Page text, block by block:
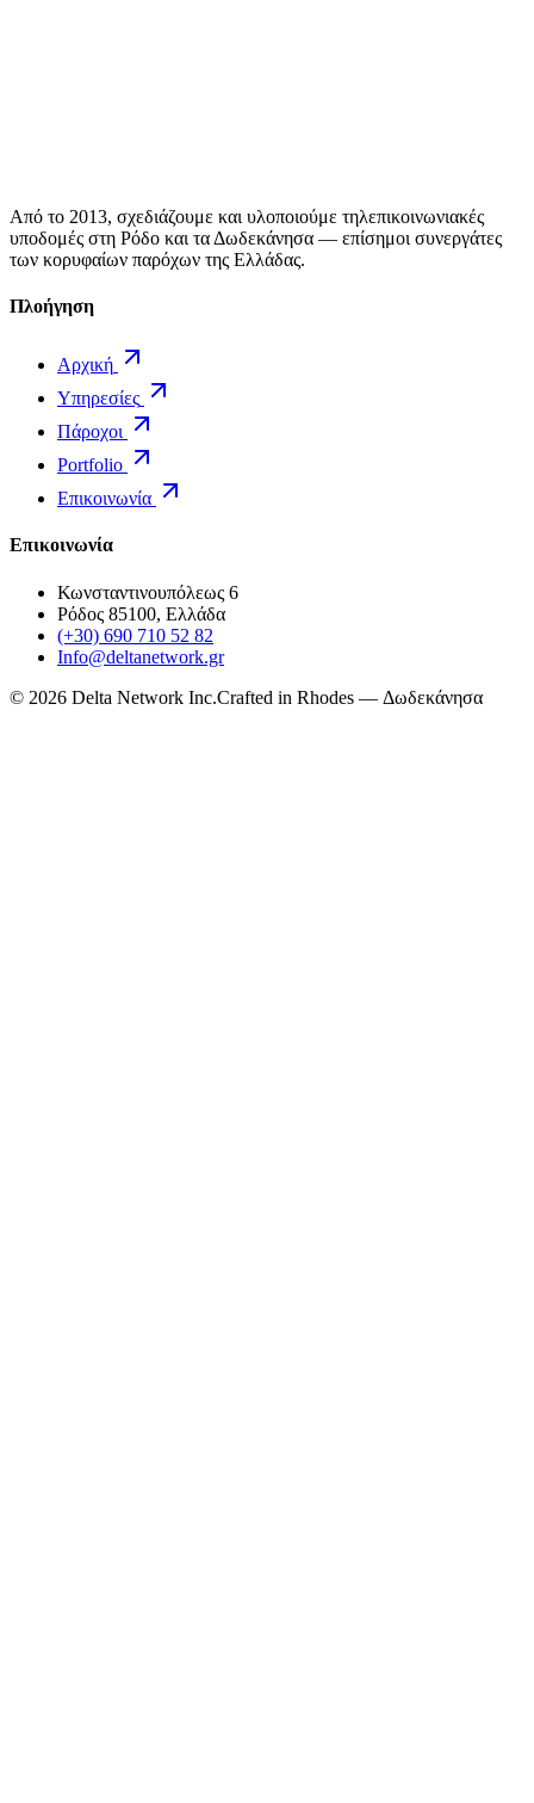
Από το 2013, σχεδιάζουμε και υλοποιούμε τηλεπικοινωνιακές
υποδομές στη Ρόδο και τα Δωδεκάνησα — επίσημοι συνεργάτες
των κορυφαίων παρόχων της Ελλάδας.
Πλοήγηση
Αρχική
Υπηρεσίες
Πάροχοι
Portfolio
Επικοινωνία
Επικοινωνία
Κωνσταντινουπόλεως 6
Ρόδος 85100, Ελλάδα
(+30) 690 710 52 82
Info@deltanetwork.gr
© 2026 Delta Network Inc.Crafted in Rhodes — Δωδεκάνησα